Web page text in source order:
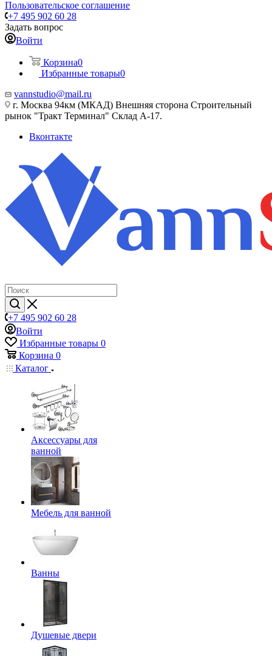
Пользовательское соглашение
+7 495 902 60 28
Задать вопрос
Войти
Корзина0
Избранные товары0
vannstudio@mail.ru
г. Москва 94км (МКАД) Внешняя сторона Строительный
рынок "Тракт Терминал" Склад А-17.
Вконтакте
+7 495 902 60 28
Войти
Избранные товары 0
Корзина 0
Каталог
Аксессуары для
ванной
Мебель для ванной
Ванны
Душевые двери